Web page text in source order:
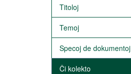
Titoloj
Temoj
Specoj de dokumentoj
Ĉi kolekto